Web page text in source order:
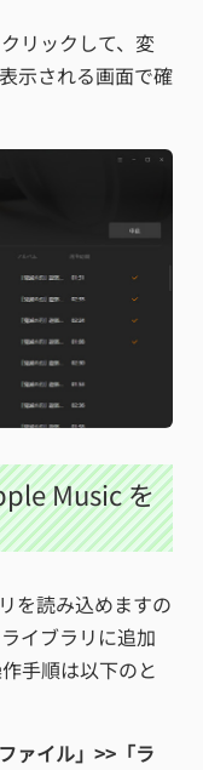
リックして、変
示される画面で確
Music を
を読み込めますの
イブラリに追加
手順は以下のと
ファイル」>>「ラ